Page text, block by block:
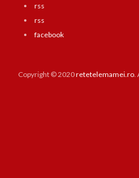
rss
rss
facebook
Copyright © 2020retetelemamei.ro.